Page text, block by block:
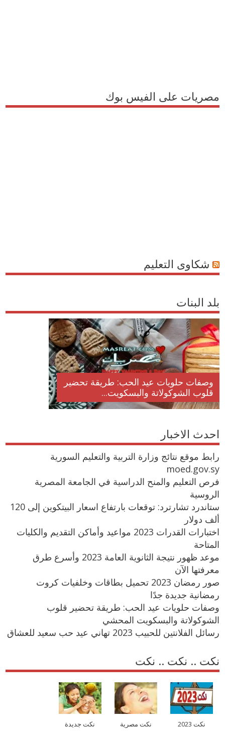
مصريات على الفيس بوك
شكاوى التعليم
بلد البنات
وصفات حلويات عيد الحب: طريقة تحضير
قلوب الشوكولاتة والبسكويت...
احدث الاخبار
رابط موقع نتائج وزارة التربية والتعليم السورية
moed.gov.sy
فرص التعليم والمنح الدراسية في الجامعة المصرية
الروسية
ستاندرد تشارترد: توقعات بارتفاع اسعار البيتكوين إلى 120
ألف دولار
اختبارات القدرات 2023 مواعيد وأماكن التقديم والكليات
المتاحة
موعد ظهور نتيجة الثانوية العامة 2023 وأسرع طرق
معرفتها الآن
صور رمضان 2023 تحميل بطاقات وخلفيات كروت
رمضانية جديدة جدًا
وصفات حلويات عيد الحب: طريقة تحضير قلوب
الشوكولاتة والبسكويت المحشي
رسائل الفلانتين للحبيب 2023 تهاني عيد حب سعيد للعشاق
نكت .. نكت .. نكت
نكت 2023 نكت مصرية نكت جديدة